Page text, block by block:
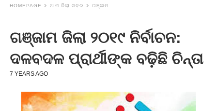
HOMEPAGE ଆମ ଜିଲା ଖବର ଗଞ୍ଜାମ
ଗଞ୍ଜାମ ଜିଲା ୨୦୧୯ ନିର୍ବାଚନ:
ଦଳବଦଳ ପ୍ରାର୍ଥୀଙ୍କ ବଢ଼ିଛି ଚିନ୍ତା
7 YEARS AGO